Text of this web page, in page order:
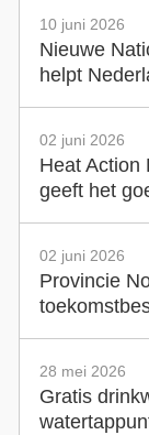
10 juni 2026
Nieuwe
helpt
02 juni 2026
Heat Action
geeft het
02 juni 2026
Provincie
28 mei 2026
Gratis